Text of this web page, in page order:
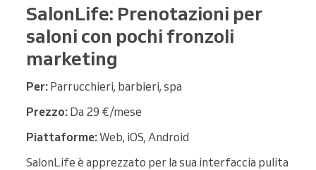
SalonLife: Prenotazioni per
saloni con pochi fronzoli
marketing
Per: Parrucchieri, barbieri, spa
Prezzo: Da 29 €/mese
Piattaforme:Web, iOS, Android
SalonLife è apprezzato per la sua interfaccia pulita